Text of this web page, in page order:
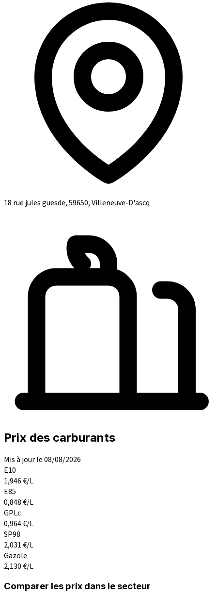
18 rue jules guesde, 59650, Villeneuve-D'ascq
Prix des carburants
Mis à jour le 08/08/2026
E10
1,946€/L
E85
0,848€/L
GPLc
0,964€/L
SP98
2,031€/L
Gazole
2,130€/L
Comparer les prix dans le secteur